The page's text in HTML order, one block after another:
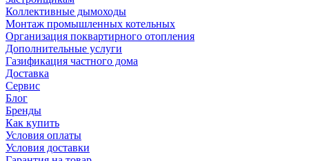
Коллективные дымоходы
Монтаж промышленных котельных
Организация поквартирного отопления
Дополнительные услуги
Газификация частного дома
Доставка
Сервис
Блог
Бренды
Как купить
Условия оплаты
Условия доставки